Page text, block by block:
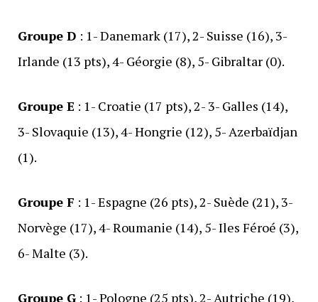
Groupe D : 1- Danemark (17), 2- Suisse (16), 3-
Irlande (13 pts), 4- Géorgie (8), 5- Gibraltar (0).
Groupe E : 1- Croatie (17 pts), 2- 3- Galles (14),
3- Slovaquie (13), 4- Hongrie (12), 5- Azerbaïdjan
(1).
Groupe F : 1- Espagne (26 pts), 2- Suède (21), 3-
Norvège (17), 4- Roumanie (14), 5- Iles Féroé (3),
6- Malte (3).
Groupe G: 1- Pologne (25 pts), 2- Autriche (19),